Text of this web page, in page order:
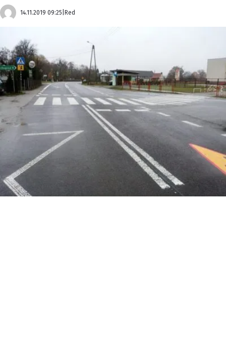
14.11.2019 09:25 Red